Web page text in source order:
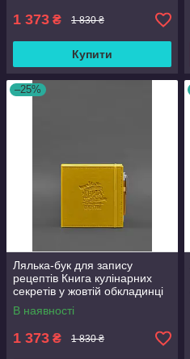
1 373 ₴ 1 830 ₴
Купити
–25%
Лялька-бук для запису
рецептів Книга кулінарних
секретів у жовтій обкладинці
BlankNote
В наявності
1 373 ₴ 1 830 ₴